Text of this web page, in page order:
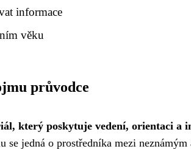
informace
věku
průvodce
který poskytuje vedení, orientaci a
se jedná o prostředníka mezi